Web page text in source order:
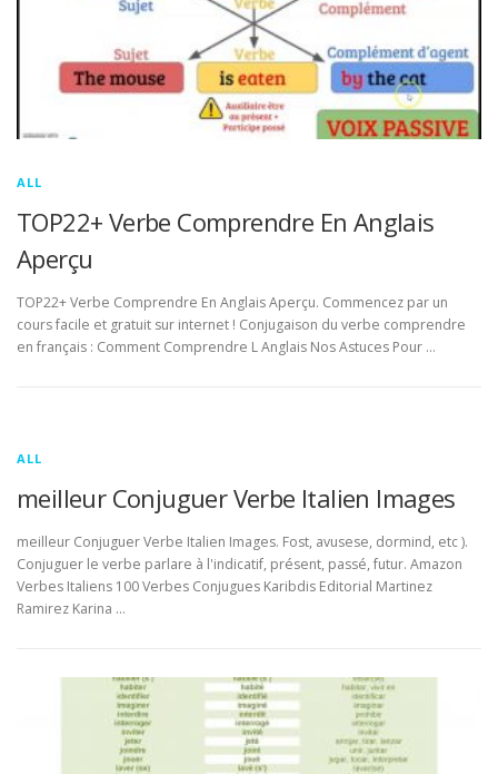
ALL
TOP22+ Verbe Comprendre En Anglais
Aperçu
TOP22+ Verbe Comprendre En Anglais Aperçu. Commencez par un
cours facile et gratuit sur internet ! Conjugaison du verbe comprendre
en français : Comment Comprendre L Anglais Nos Astuces Pour …
ALL
meilleur Conjuguer Verbe Italien Images
meilleur Conjuguer Verbe Italien Images. Fost, avusese, dormind, etc ).
Conjuguer le verbe parlare à l'indicatif, présent, passé, futur. Amazon
Verbes Italiens 100 Verbes Conjugues Karibdis Editorial Martinez
Ramirez Karina …